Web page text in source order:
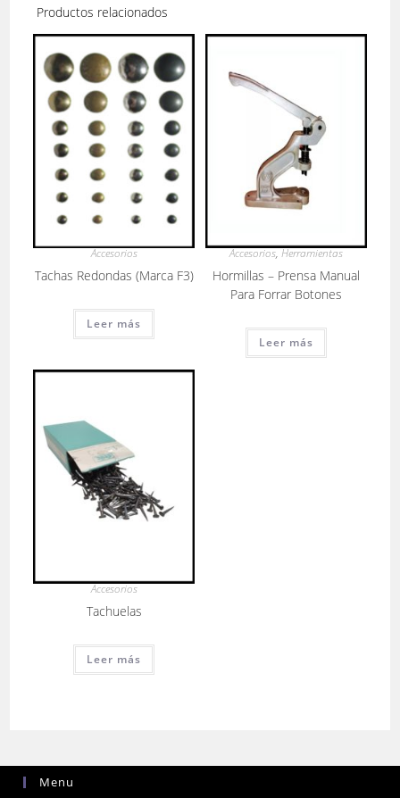
Productos relacionados
Accesorios
Tachas Redondas (Marca F3)
Leer más
Accesorios,Herramientas
Hormillas – Prensa Manual
Para Forrar Botones
Leer más
Accesorios
Tachuelas
Leer más
Menu